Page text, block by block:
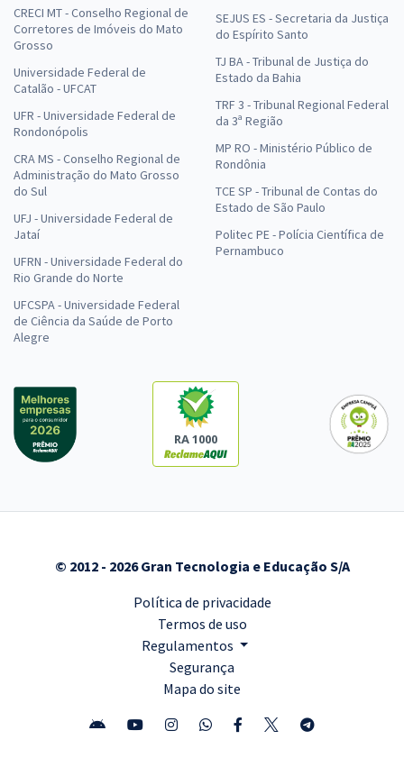
CRECI MT - Conselho Regional de
Corretores de Imóveis do Mato
Grosso
Universidade Federal de
Catalão - UFCAT
UFR - Universidade Federal de
Rondonópolis
CRA MS - Conselho Regional de
Administração do Mato Grosso
do Sul
UFJ - Universidade Federal de
Jataí
UFRN - Universidade Federal do
Rio Grande do Norte
UFCSPA - Universidade Federal
de Ciência da Saúde de Porto
Alegre
SEJUS ES - Secretaria da Justiça
do Espírito Santo
TJ BA - Tribunal de Justiça do
Estado da Bahia
TRF 3 - Tribunal Regional Federal
da 3ª Região
MP RO - Ministério Público de
Rondônia
TCE SP - Tribunal de Contas do
Estado de São Paulo
Politec PE - Polícia Científica de
Pernambuco
RA 1000
© 2012 - 2026 Gran Tecnologia e Educação S/A
Política de privacidade
Termos de uso
Regulamentos
Segurança
Mapa do site